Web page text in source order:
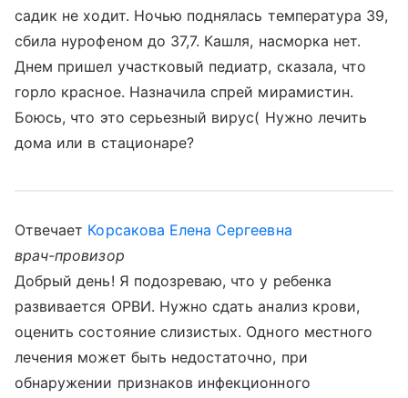
садик не ходит. Ночью поднялась температура 39,
сбила нурофеном до 37,7. Кашля, насморка нет.
Днем пришел участковый педиатр, сказала, что
горло красное. Назначила спрей мирамистин.
Боюсь, что это серьезный вирус( Нужно лечить
дома или в стационаре?
Отвечает Корсакова Елена Сергеевна
врач-провизор
Добрый день! Я подозреваю, что у ребенка
развивается ОРВИ. Нужно сдать анализ крови,
оценить состояние слизистых. Одного местного
лечения может быть недостаточно, при
обнаружении признаков инфекционного